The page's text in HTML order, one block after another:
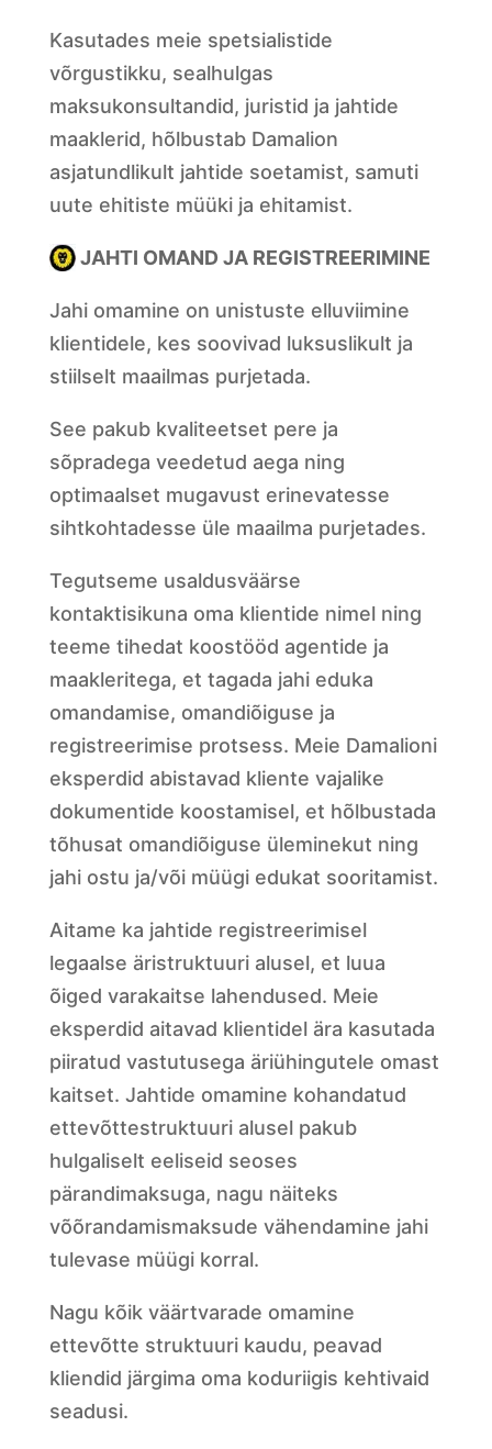
Kasutades meie spetsialistide
võrgustikku, sealhulgas
maksukonsultandid, juristid ja jahtide
maaklerid, hõlbustab Damalion
asjatundlikult jahtide soetamist, samuti
uute ehitiste müüki ja ehitamist.
JAHTI OMAND JA REGISTREERIMINE
Jahi omamine on unistuste elluviimine
klientidele, kes soovivad luksuslikult ja
stiilselt maailmas purjetada.
See pakub kvaliteetset pere ja
sõpradega veedetud aega ning
optimaalset mugavust erinevatesse
sihtkohtadesse üle maailma purjetades.
Tegutseme usaldusväärse
kontaktisikuna oma klientide nimel ning
teeme tihedat koostööd agentide ja
maakleritega, et tagada jahi eduka
omandamise, omandiõiguse ja
registreerimise protsess. Meie Damalioni
eksperdid abistavad kliente vajalike
dokumentide koostamisel, et hõlbustada
tõhusat omandiõiguse üleminekut ning
jahi ostu ja/või müügi edukat sooritamist.
Aitame ka jahtide registreerimisel
legaalse äristruktuuri alusel, et luua
õiged varakaitse lahendused. Meie
eksperdid aitavad klientidel ära kasutada
piiratud vastutusega äriühingutele omast
kaitset. Jahtide omamine kohandatud
ettevõttestruktuuri alusel pakub
hulgaliselt eeliseid seoses
pärandimaksuga, nagu näiteks
võõrandamismaksude vähendamine jahi
tulevase müügi korral.
Nagu kõik väärtvarade omamine
ettevõtte struktuuri kaudu, peavad
kliendid järgima oma koduriigis kehtivaid
seadusi.